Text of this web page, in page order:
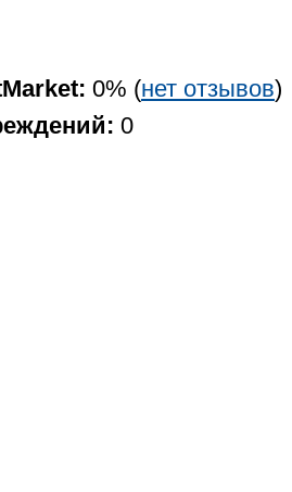
0% (нет отзывов)
0